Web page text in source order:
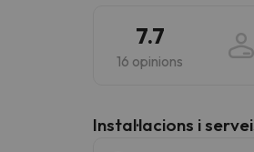
7.7
16 opinions
Instal·lacions i